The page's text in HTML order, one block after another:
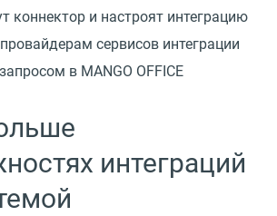
коннектор и настроят интеграцию
сервисов интеграции
в MANGO OFFICE
интеграций